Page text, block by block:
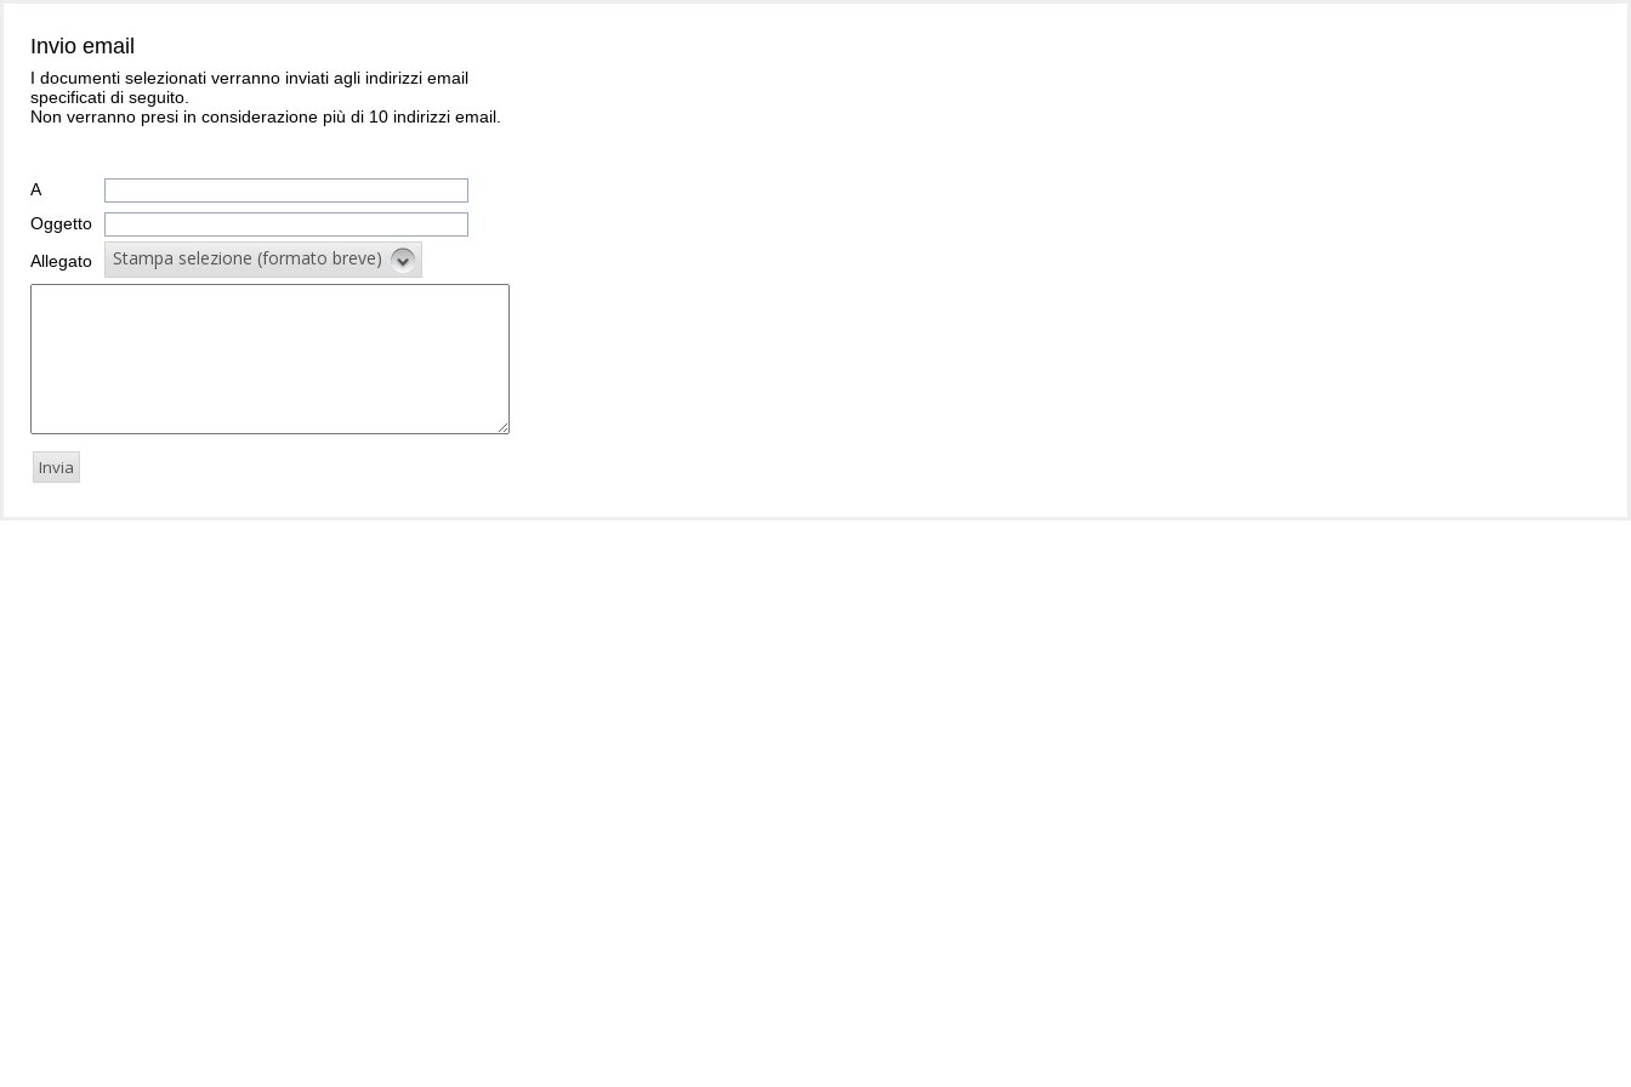
Invio email
I documenti selezionati verranno inviati agli indirizzi email
specificati di seguito.
Non verranno presi in considerazione più di 10 indirizzi email.
A
Oggetto
Allegato
Stampa selezione (formato breve)